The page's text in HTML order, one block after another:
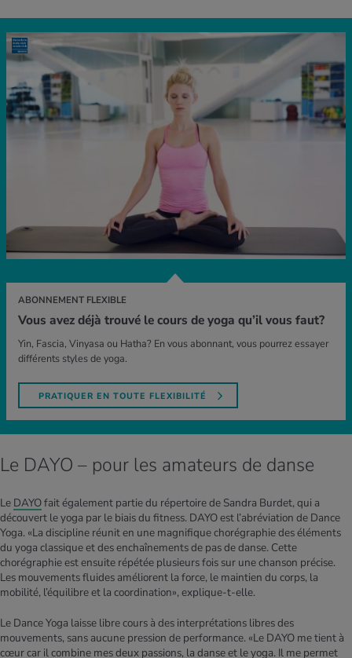
ABONNEMENT FLEXIBLE
Vous avez déjà trouvé le cours de yoga qu’il vous faut?
Yin, Fascia, Vinyasa ou Hatha? En vous abonnant, vous pourrez essayer
différents styles de yoga.
PRATIQUER EN TOUTE FLEXIBILITÉ
Le DAYO – pour les amateurs de danse
Le DAYOfait également partie du répertoire de Sandra Burdet, qui a
découvert le yoga par le biais du fitness. DAYO est l’abréviation de Dance
Yoga. «La discipline réunit en une magnifique chorégraphie des éléments
du yoga classique et des enchaînements de pas de danse. Cette
chorégraphie est ensuite répétée plusieurs fois sur une chanson précise.
Les mouvements fluides améliorent la force, le maintien du corps, la
mobilité, l’équilibre et la coordination», explique-t-elle.
Le Dance Yoga laisse libre cours à des interprétations libres des
mouvements, sans aucune pression de performance. «Le DAYO me tient à
cœur car il combine mes deux passions, la danse et le yoga. Il me permet